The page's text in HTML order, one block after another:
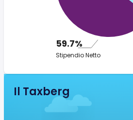
59.7%
Stipendio Netto
Il Taxberg